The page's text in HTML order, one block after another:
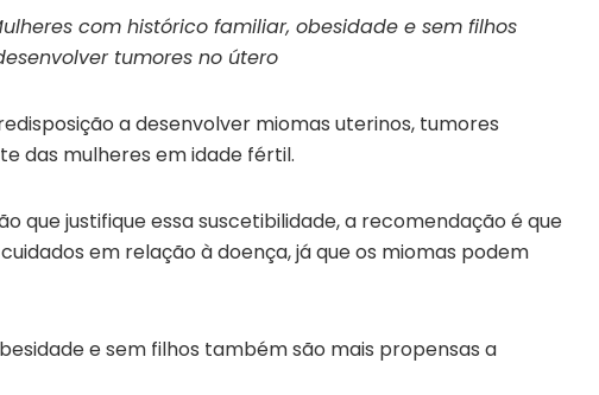
com histórico familiar, obesidade e sem filhos
tumores no útero
a desenvolver miomas uterinos, tumores
das mulheres em idade fértil.
que justifique essa suscetibilidade, a recomendação é que
em relação à doença, já que os miomas podem
e sem filhos também são mais propensas a